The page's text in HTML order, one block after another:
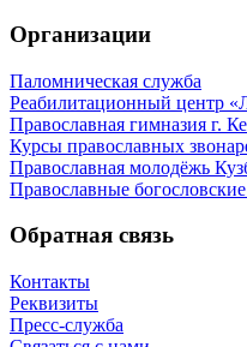
Организации
Паломническая служба
Реабилитационный центр
Православная гимназия г.
Курсы православных
Православная молодёжь
Православные
Обратная связь
Контакты
Реквизиты
Пресс-служба